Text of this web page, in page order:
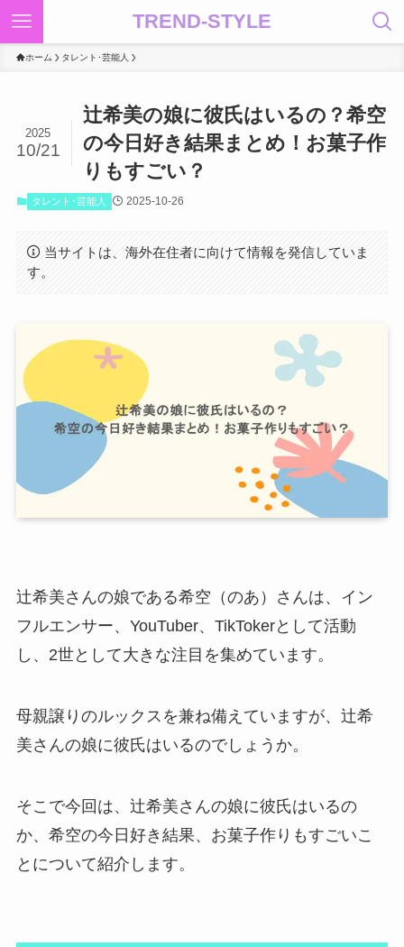
TREND-STYLE
ホーム タレント･芸能人
辻希美の娘に彼氏はいるの？希空
の今日好き結果まとめ！お菓子作
りもすごい？
2025
10/21
タレント･芸能人 2025-10-26
当サイトは、海外在住者に向けて情報を発信していま
す。
辻希美さんの娘である希空（のあ）さんは、イン
フルエンサー、YouTuber、TikTokerとして活動
し、2世として大きな注目を集めています。
母親譲りのルックスを兼ね備えていますが、辻希
美さんの娘に彼氏はいるのでしょうか。
そこで今回は、辻希美さんの娘に彼氏はいるの
か、希空の今日好き結果、お菓子作りもすごいこ
とについて紹介します。